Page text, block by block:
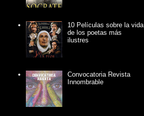
10 Películas sobre la vida
de los poetas más
ilustres
Convocatoria Revista
Innombrable